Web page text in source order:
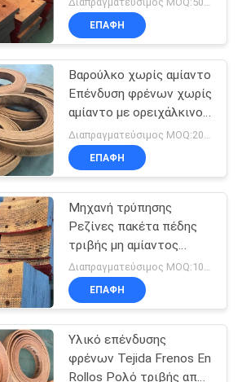
ρόλος
φρένων
25
φραγμών
34
πέδης
ΕΠΑΦΉ
Βαρούλκο χωρίς αμίαντο
Επένδυση φρένων χωρίς
αμίαντο με ορειχάλκινο
συρμάτινο βαρούλκο
υφασμένες επενδύσεις
φρένων
ΕΠΑΦΉ
Μηχανή τρύπησης
Ρεζίνες πακέτα πέδης
τριβής μη αμίαντος
υφασμένα φρένα υλικό
μπλοκ
Διαπραγματεύσιμος MOQ:100 PC
ΕΠΑΦΉ
Υλικό επένδυσης
φρένων Tejida Frenos En
Rollos Ρολό τριβής από